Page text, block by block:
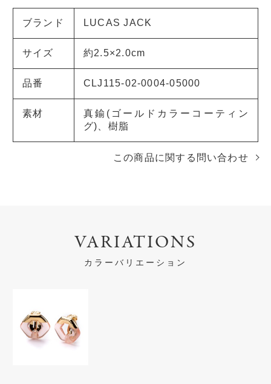
ブランド LUCAS JACK
サイズ 約2.5×2.0cm
品番 CLJ115-02-0004-05000
素材
真鍮(ゴールドカラーコーティン
グ)、樹脂
この商品に関する問い合わせ
VARIATIONS
カラーバリエーション